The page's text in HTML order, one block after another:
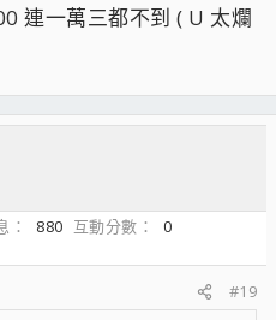
連一萬三都不到 ( U 太爛
880 互動分數
0
#19